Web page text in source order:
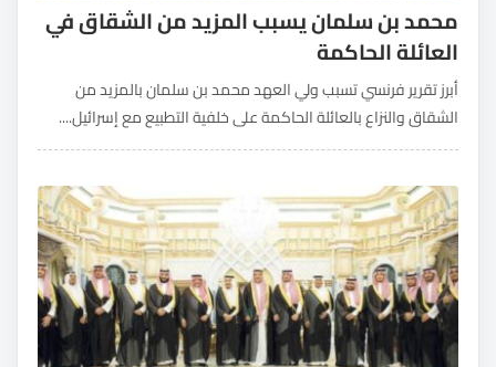
محمد بن سلمان يسبب المزيد من الشقاق في
العائلة الحاكمة
أبرز تقرير فرنسي تسبب ولي العهد محمد بن سلمان بالمزيد من
الشقاق والنزاع بالعائلة الحاكمة على خلفية التطبيع مع إسرائيل....